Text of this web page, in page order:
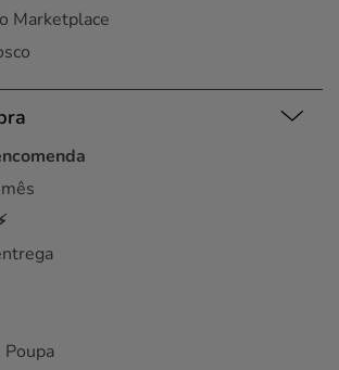
Marketplace
Poupa